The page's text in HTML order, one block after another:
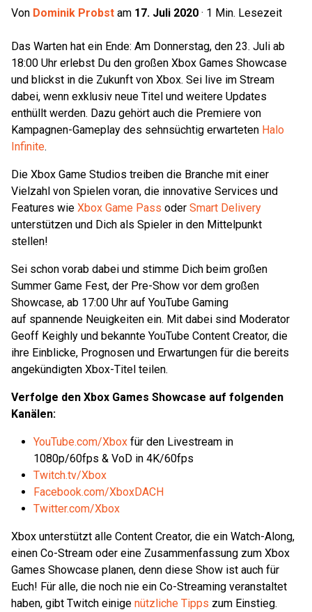
Von Dominik Probst am 17. Juli 2020 · 1 Min. Lesezeit
Das Warten hat ein Ende: Am Donnerstag, den 23. Juli ab
18:00 Uhr erlebst Du den großen Xbox Games Showcase
und blickst in die Zukunft von Xbox. Sei live im Stream
dabei, wenn exklusiv neue Titel und weitere Updates
enthüllt werden. Dazu gehört auch die Premiere von
Kampagnen-Gameplay des sehnsüchtig erwarteten Halo
Infinite.
Die Xbox Game Studios treiben die Branche mit einer
Vielzahl von Spielen voran, die innovative Services und
Features wie Xbox Game Pass oder Smart Delivery
unterstützen und Dich als Spieler in den Mittelpunkt
stellen!
Sei schon vorab dabei und stimme Dich beim großen
Summer Game Fest, der Pre-Show vor dem großen
Showcase, ab 17:00 Uhr auf YouTube Gaming
auf spannende Neuigkeiten ein. Mit dabei sind Moderator
Geoff Keighly und bekannte YouTube Content Creator, die
ihre Einblicke, Prognosen und Erwartungen für die bereits
angekündigten Xbox-Titel teilen.
Verfolge den Xbox Games Showcase auf folgenden
Kanälen:
YouTube.com/Xbox für den Livestream in
1080p/60fps & VoD in 4K/60fps
Twitch.tv/Xbox
Facebook.com/XboxDACH
Twitter.com/Xbox
Xbox unterstützt alle Content Creator, die ein Watch-Along,
einen Co-Stream oder eine Zusammenfassung zum Xbox
Games Showcase planen, denn diese Show ist auch für
Euch! Für alle, die noch nie ein Co-Streaming veranstaltet
haben, gibt Twitch einige nützliche Tipps zum Einstieg.